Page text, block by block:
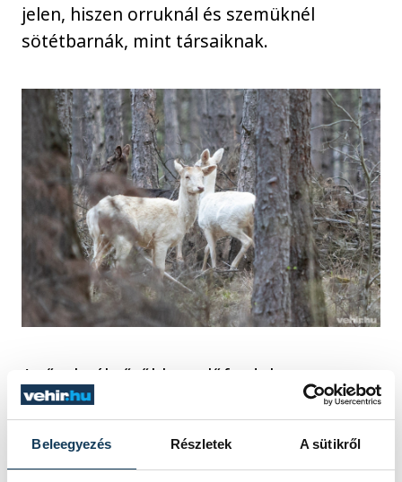
Beleegyezés Részletek A sütikről
jelen, hiszen orruknál és szemüknél
sötétbarnák, mint társaiknak.
Az őzeknél sűrűbben előfordul ez,
szarvasok esetében viszont igazi kuriózum.
Az ilyen állatok egyébként nem élveznek
védettséget, a vadászok ugyanúgy